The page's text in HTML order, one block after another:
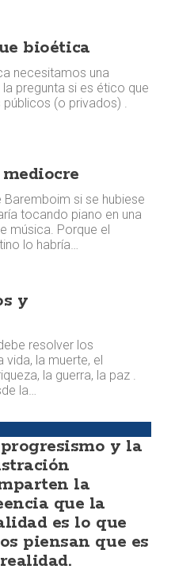
bioética
necesitamos una
pregunta si es ético que
(o privados) .
si se hubiese
tocando piano en una
música. Porque el
lo habría…
y
resolver los
la muerte, el
la guerra, la paz .
la…
y la
la
que la
es lo que
piensan que es